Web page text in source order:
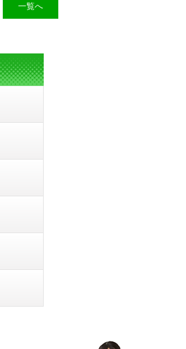
一覧へ